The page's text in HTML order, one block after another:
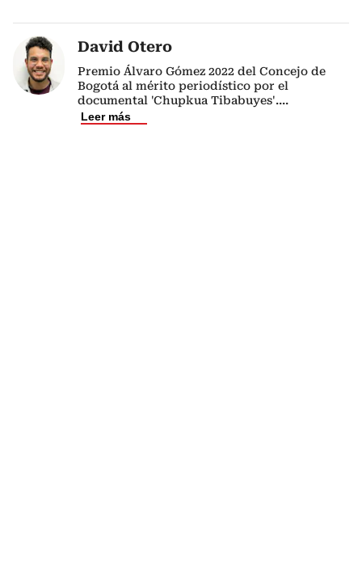
David Otero
Premio Álvaro Gómez 2022 del Concejo de
Bogotá al mérito periodístico por el
documental 'Chupkua Tibabuyes'....
Leer más